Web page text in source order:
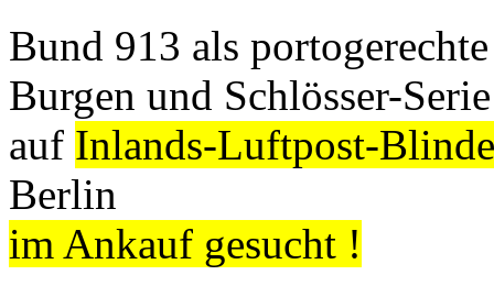
Bund 913 als
Burgen und Schlösser-
auf Inlands-Luftpost-
Berlin
im Ankauf gesucht !